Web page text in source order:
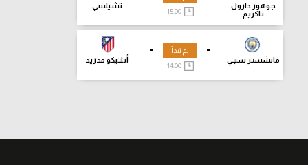
جوهور دارول
تاكزيم
تشيلسي
15:00
-
مانشستر سيتي
-
أتلتيكو مدريد
لم تبدأ
14:00